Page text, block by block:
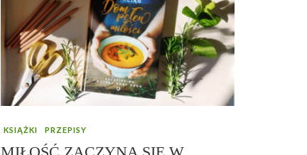
KSIĄŻKI PRZEPISY